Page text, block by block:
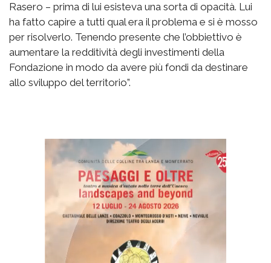
Rasero – prima di lui esisteva una sorta di opacità. Lui
ha fatto capire a tutti qual era il problema e si è mosso
per risolverlo. Tenendo presente che l’obbiettivo è
aumentare la redditività degli investimenti della
Fondazione in modo da avere più fondi da destinare
allo sviluppo del territorio”.